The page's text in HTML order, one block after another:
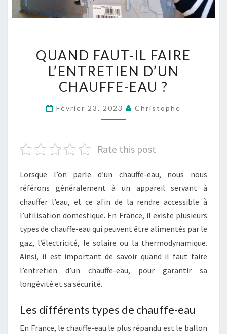
FAUT-
FAIRE
D’UN
?
QUAND FAUT-IL FAIRE
L’ENTRETIEN D’UN
CHAUFFE-EAU ?
Février 23, 2023 Christophe
Rate this post
Lorsque l’on parle d’un chauffe-eau, nous nous
référons généralement à un appareil servant à
chauffer l’eau, et ce afin de la rendre accessible à
l’utilisation domestique. En France, il existe plusieurs
types de chauffe-eau qui peuvent être alimentés par le
gaz, l’électricité, le solaire ou la thermodynamique.
Ainsi, il est important de savoir quand il faut faire
l’entretien d’un chauffe-eau, pour garantir sa
longévité et sa sécurité.
Les différents types de chauffe-eau
En France, le chauffe-eau le plus répandu est le ballon